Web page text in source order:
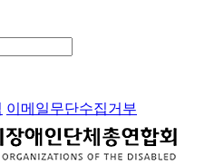
이메일무단수집거부